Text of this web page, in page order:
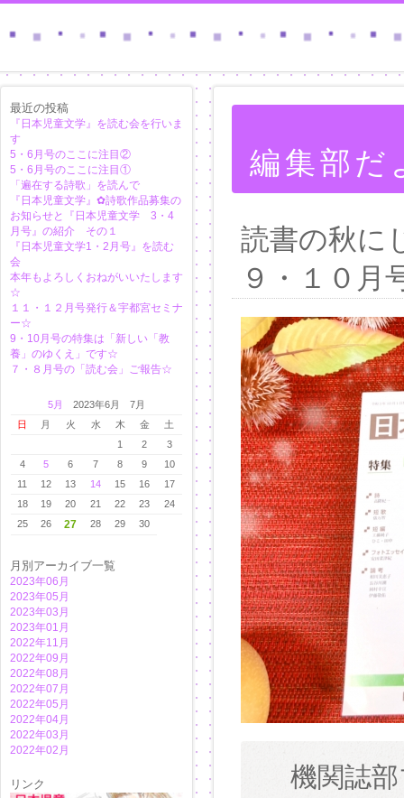
最近の投稿
『日本児童文学』を読む会を行いま
す
5・6月号のここに注目②
5・6月号のここに注目①
「遍在する詩歌」を読んで
『日本児童文学』✿詩歌作品募集の
お知らせと『日本児童文学 3・4
月号』の紹介 その１
『日本児童文学1・2月号』を読む
会
本年もよろしくおねがいいたします
☆
１１・１２月号発行＆宇都宮セミナ
ー☆
9・10月号の特集は「新しい「教
養」のゆくえ」です☆
７・８月号の「読む会」ご報告☆
5月
2023年6月 7月
日
月 火 水 木 金
土
1
2
3
4
5 6 7 8 9
10
11
12 13 14 15 16
17
18
19 20 21 22 23
24
25
26 27 28 29 30
月別アーカイブ一覧
2023年06月
2023年05月
2023年03月
2023年01月
2022年11月
2022年09月
2022年08月
2022年07月
2022年05月
2022年04月
2022年03月
2022年02月
リンク
編集部だ
読書の秋に
９・１０月
機関誌部